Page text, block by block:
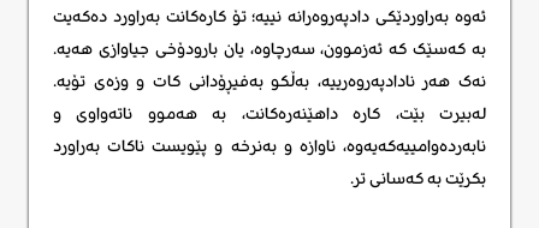
ئەوە بەراوردێکی دادپەروەرانە نییە؛ تۆ کارەکانت بەراورد دەکەیت
بە کەسێک کە ئەزموون، سەرچاوە، یان بارودۆخی جیاوازی هەیە.
نەک هەر نادادپەروەرییە، بەڵکو بەفیڕۆدانی کات و وزەی تۆیە.
لەبیرت بێت، کارە داهێنەرەکانت، بە هەموو ناتەواوی و
نابەردەوامییەکەیەوە، ناوازە و بەنرخە و پێویست ناکات بەراورد
بکرێت بە کەسانی تر.